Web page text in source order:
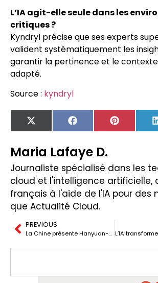
L’IA agit-elle seule dans les
critiques ?
Kyndryl précise que ses experts
valident systématiquement les
garantir la pertinence et le
adapté.
Source : kyndryl
X
(Twitter)
FacebookPinterest
Maria Lafaye D.
Journaliste spécialisé dans les
cloud et l'intelligence artificielle,
français à l'aide de l'IA pour des
que Actualité Cloud.
PREVIOUS
La Chine présente Hanyuan-2, son ordinateur quantique double de 200 qubits